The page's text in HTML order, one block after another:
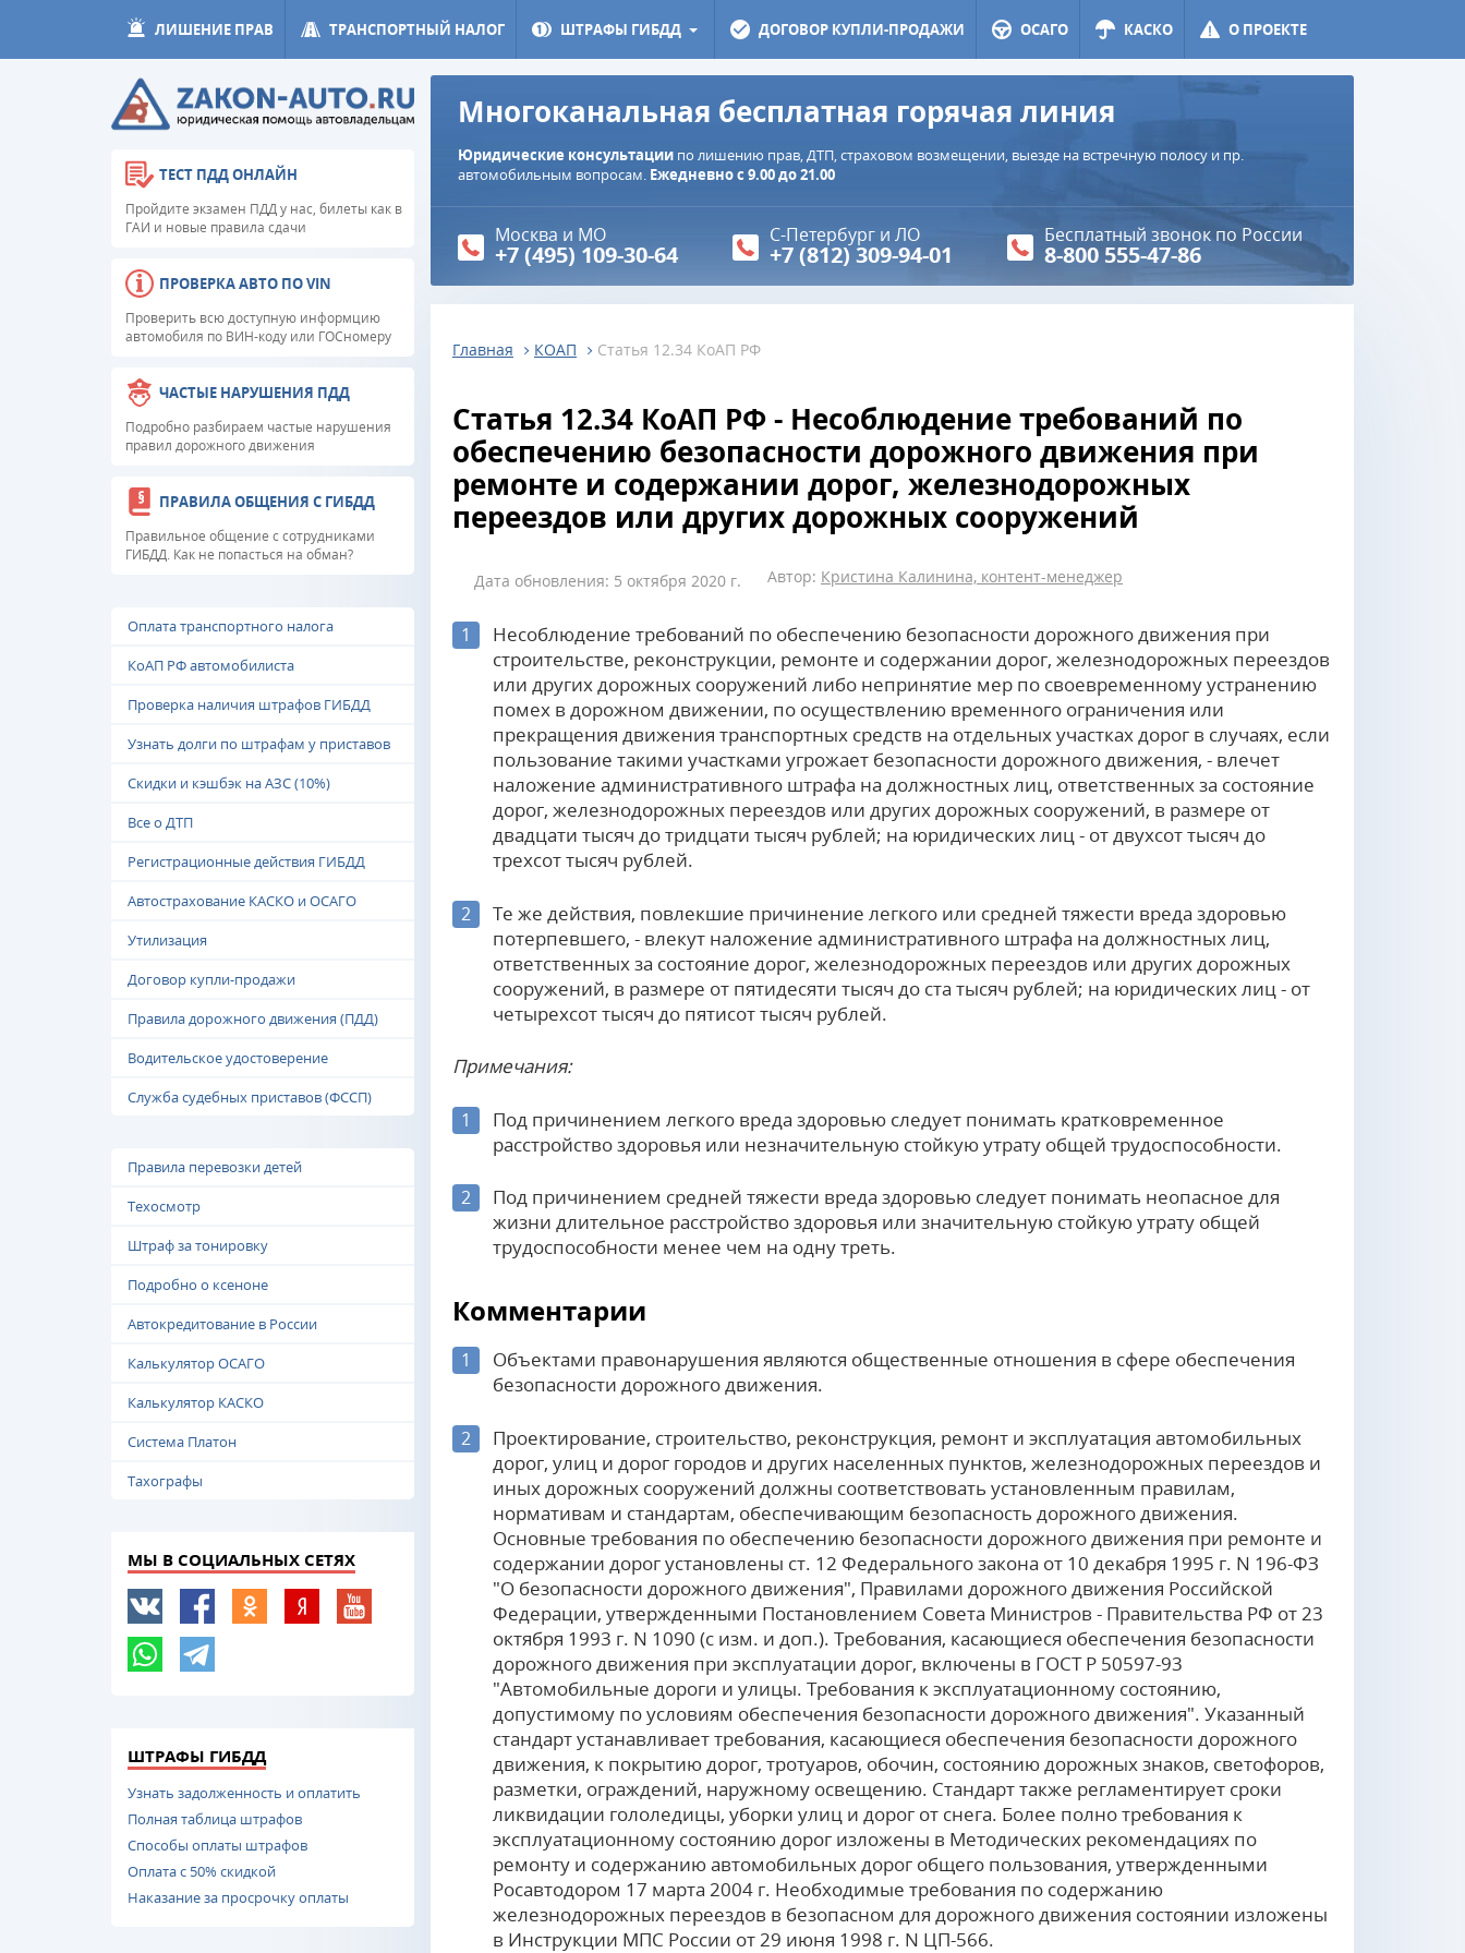
ЛИШЕНИЕ ПРАВ ТРАНСПОРТНЫЙ НАЛОГ ШТРАФЫ ГИБДД ДОГОВОР КУПЛИ-ПРОДАЖИ ОСАГО КАСКО О ПРОЕКТЕ
Многоканальная бесплатная горячая линия
Юридические консультации по лишению прав, ДТП, страховом возмещении, выезде на встречную полосу и пр.
автомобильным вопросам. Ежедневно с 9.00 до 21.00
Москва и МО
+7 (495) 109-30-64
С-Петербург и ЛО
+7 (812) 309-94-01
Бесплатный звонок по России
8-800 555-47-86
Главная КОАП Статья 12.34 КоАП РФ
Статья 12.34 КоАП РФ - Несоблюдение требований по
обеспечению безопасности дорожного движения при
ремонте и содержании дорог, железнодорожных
переездов или других дорожных сооружений
Дата обновления: 5 октября 2020 г. Автор: Кристина Калинина, контент-менеджер
1
Несоблюдение требований по обеспечению безопасности дорожного движения при
строительстве, реконструкции, ремонте и содержании дорог, железнодорожных переездов
или других дорожных сооружений либо непринятие мер по своевременному устранению
помех в дорожном движении, по осуществлению временного ограничения или
прекращения движения транспортных средств на отдельных участках дорог в случаях, если
пользование такими участками угрожает безопасности дорожного движения, - влечет
наложение административного штрафа на должностных лиц, ответственных за состояние
дорог, железнодорожных переездов или других дорожных сооружений, в размере от
двадцати тысяч до тридцати тысяч рублей; на юридических лиц - от двухсот тысяч до
трехсот тысяч рублей.
2
Те же действия, повлекшие причинение легкого или средней тяжести вреда здоровью
потерпевшего, - влекут наложение административного штрафа на должностных лиц,
ответственных за состояние дорог, железнодорожных переездов или других дорожных
сооружений, в размере от пятидесяти тысяч до ста тысяч рублей; на юридических лиц - от
четырехсот тысяч до пятисот тысяч рублей.
Примечания:
1
Под причинением легкого вреда здоровью следует понимать кратковременное
расстройство здоровья или незначительную стойкую утрату общей трудоспособности.
2
Под причинением средней тяжести вреда здоровью следует понимать неопасное для
жизни длительное расстройство здоровья или значительную стойкую утрату общей
трудоспособности менее чем на одну треть.
Комментарии
1
Объектами правонарушения являются общественные отношения в сфере обеспечения
безопасности дорожного движения.
2
Проектирование, строительство, реконструкция, ремонт и эксплуатация автомобильных
дорог, улиц и дорог городов и других населенных пунктов, железнодорожных переездов и
иных дорожных сооружений должны соответствовать установленным правилам,
нормативам и стандартам, обеспечивающим безопасность дорожного движения.
Основные требования по обеспечению безопасности дорожного движения при ремонте и
содержании дорог установлены ст. 12 Федерального закона от 10 декабря 1995 г. N 196-ФЗ
"О безопасности дорожного движения", Правилами дорожного движения Российской
Федерации, утвержденными Постановлением Совета Министров - Правительства РФ от 23
октября 1993 г. N 1090 (с изм. и доп.). Требования, касающиеся обеспечения безопасности
дорожного движения при эксплуатации дорог, включены в ГОСТ Р 50597-93
"Автомобильные дороги и улицы. Требования к эксплуатационному состоянию,
допустимому по условиям обеспечения безопасности дорожного движения". Указанный
стандарт устанавливает требования, касающиеся обеспечения безопасности дорожного
движения, к покрытию дорог, тротуаров, обочин, состоянию дорожных знаков, светофоров,
разметки, ограждений, наружному освещению. Стандарт также регламентирует сроки
ликвидации гололедицы, уборки улиц и дорог от снега. Более полно требования к
эксплуатационному состоянию дорог изложены в Методических рекомендациях по
ремонту и содержанию автомобильных дорог общего пользования, утвержденными
Росавтодором 17 марта 2004 г. Необходимые требования по содержанию
железнодорожных переездов в безопасном для дорожного движения состоянии изложены
в Инструкции МПС России от 29 июня 1998 г. N ЦП-566.
ТЕСТ ПДД ОНЛАЙН
Пройдите экзамен ПДД у нас, билеты как в
ГАИ и новые правила сдачи
ПРОВЕРКА АВТО ПО VIN
Проверить всю доступную информцию
автомобиля по ВИН-коду или ГОСномеру
ЧАСТЫЕ НАРУШЕНИЯ ПДД
Подробно разбираем частые нарушения
правил дорожного движения
ПРАВИЛА ОБЩЕНИЯ С ГИБДД
Правильное общение с сотрудниками
ГИБДД. Как не попасться на обман?
Оплата транспортного налога
КоАП РФ автомобилиста
Проверка наличия штрафов ГИБДД
Узнать долги по штрафам у приставов
Скидки и кэшбэк на АЗС (10%)
Все о ДТП
Регистрационные действия ГИБДД
Автострахование КАСКО и ОСАГО
Утилизация
Договор купли-продажи
Правила дорожного движения (ПДД)
Водительское удостоверение
Служба судебных приставов (ФССП)
Правила перевозки детей
Техосмотр
Штраф за тонировку
Подробно о ксеноне
Автокредитование в России
Калькулятор ОСАГО
Калькулятор КАСКО
Система Платон
Тахографы
МЫ В СОЦИАЛЬНЫХ СЕТЯХ
ШТРАФЫ ГИБДД
Узнать задолженность и оплатить
Полная таблица штрафов
Способы оплаты штрафов
Оплата с 50% скидкой
Наказание за просрочку оплаты